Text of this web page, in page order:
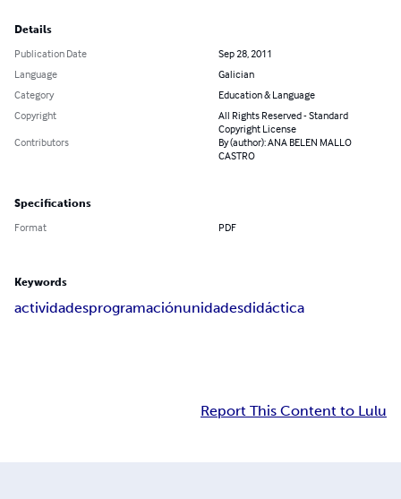
Details
Publication Date
Sep 28, 2011
Language
Galician
Category
Education & Language
Copyright
All Rights Reserved - Standard
Copyright License
Contributors
By (author): ANA BELEN MALLO
CASTRO
Specifications
Format PDF
Keywords
actividadesprogramaciónunidadesdidáctica
Report This Content to Lulu